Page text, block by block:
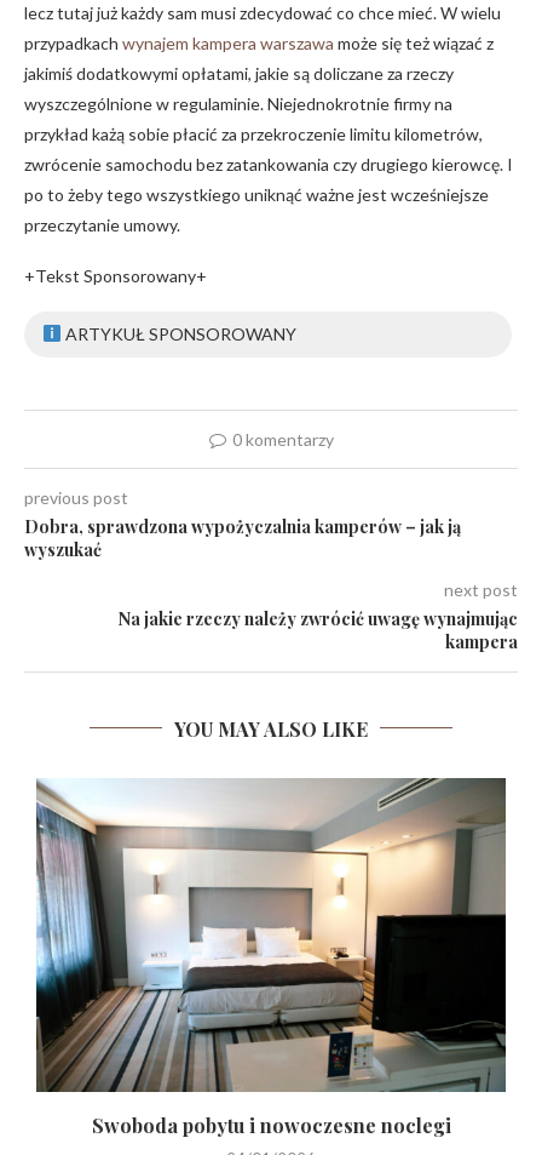
lecz tutaj już każdy sam musi zdecydować co chce mieć. W wielu
przypadkach wynajem kampera warszawa może się też wiązać z
jakimiś dodatkowymi opłatami, jakie są doliczane za rzeczy
wyszczególnione w regulaminie. Niejednokrotnie firmy na
przykład każą sobie płacić za przekroczenie limitu kilometrów,
zwrócenie samochodu bez zatankowania czy drugiego kierowcę. I
po to żeby tego wszystkiego uniknąć ważne jest wcześniejsze
przeczytanie umowy.
+Tekst Sponsorowany+
ARTYKUŁ SPONSOROWANY
0 komentarzy
previous post
Dobra, sprawdzona wypożyczalnia kamperów – jak ją
wyszukać
next post
Na jakie rzeczy należy zwrócić uwagę wynajmując
kampera
YOU MAY ALSO LIKE
Swoboda pobytu i nowoczesne noclegi